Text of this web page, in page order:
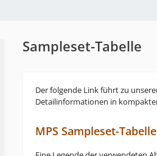
Sampleset-Tabelle
Der folgende Link führt zu
Detailinformationen in
MPS Sampleset-Tabelle